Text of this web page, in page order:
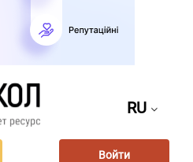
RU
Войти